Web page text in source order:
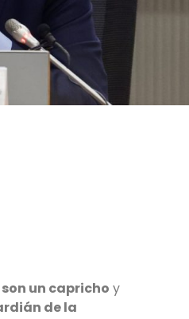
un capricho y
de la